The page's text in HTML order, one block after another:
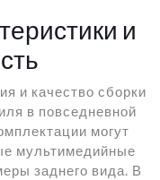
и
и качество сборки
в повседневной
могут
мультимедийные
заднего вида. В